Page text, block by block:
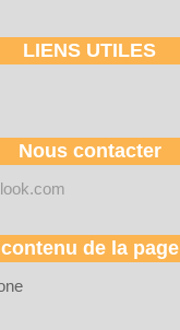
LIENS UTILES
Nous contacter
contenu de la page